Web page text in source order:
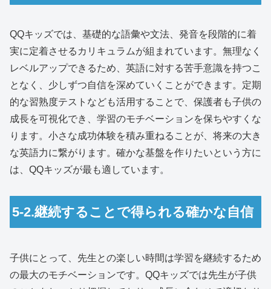
QQキッズでは、基礎的な語彙や文法、発音を段階的に着
実に定着させるカリキュラムが組まれています。無理なく
レベルアップできるため、英語に対する苦手意識を持つこ
となく、少しずつ自信を深めていくことができます。定期
的な習熟度テストなども活用することで、保護者も子供の
成長を可視化でき、学習のモチベーションを保ちやすくな
ります。小さな成功体験を積み重ねることが、将来の大き
な英語力に繋がります。確かな基盤を作りたいという方に
は、QQキッズが最も適しています。
5-2.継続することで得られる確かな自信
子供にとって、先生との楽しい時間は学習を継続するため
の最大のモチベーションです。QQキッズでは先生が子供